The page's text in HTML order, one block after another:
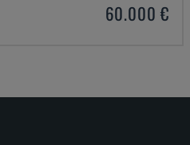
60.000 €